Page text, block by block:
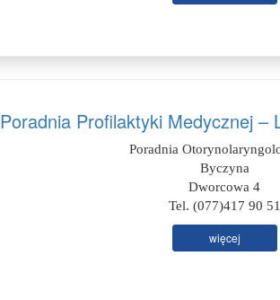
Poradnia Profilaktyki Medycznej –
Poradnia
Byczyna
Dworcowa 4
Tel. (077)417 90 51
więcej